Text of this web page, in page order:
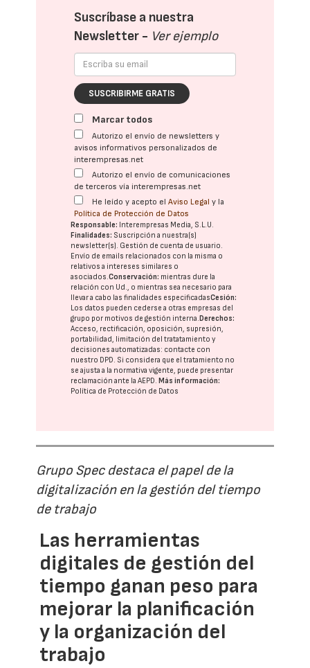
Suscríbase a nuestra
Newsletter - Ver ejemplo
SUSCRIBIRME GRATIS
Marcar todos
Autorizo el envío de newsletters y
avisos informativos personalizados de
interempresas.net
Autorizo el envío de comunicaciones
de terceros vía interempresas.net
He leído y acepto elAviso Legal y la
Política de Protección de Datos
Responsable: Interempresas Media, S.L.U.
Finalidades: Suscripción a nuestra(s)
newsletter(s). Gestión de cuenta de usuario.
Envío de emails relacionados con la misma o
relativos a intereses similares o
asociados.Conservación: mientras dure la
relación con Ud., o mientras sea necesario para
llevar a cabo las finalidades especificadasCesión:
Los datos pueden cederse a otras empresas del
grupo por motivos de gestión interna.Derechos:
Acceso, rectificación, oposición, supresión,
portabilidad, limitación del tratatamiento y
decisiones automatizadas: contacte con
nuestro DPD. Si considera que el tratamiento no
se ajusta a la normativa vigente, puede presentar
reclamación ante laAEPD.Más información:
Política de Protección de Datos
Grupo Spec destaca el papel de la
digitalización en la gestión del tiempo
de trabajo
Las herramientas
digitales de gestión del
tiempo ganan peso para
mejorar la planificación
y la organización del
trabajo